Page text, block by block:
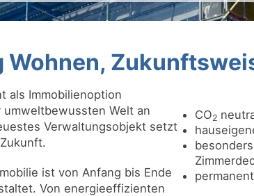
Wohnen,
als Immobilienoption
Welt an
Verwaltungsobjekt setzt
ist von Anfang bis Ende
Von energieeffizienten
CO2